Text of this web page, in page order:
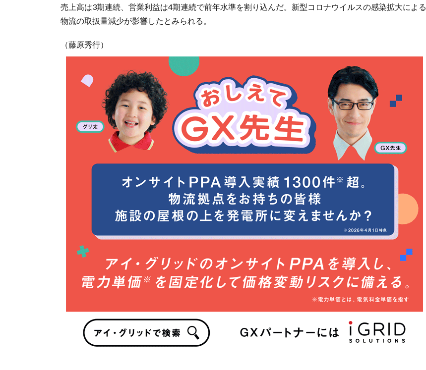
売上高は3期連続、営業利益は4期連続で前年水準を割り込んだ。新型コロナウイルスの感染拡大による
物流の取扱量減少が影響したとみられる。
（藤原秀行）